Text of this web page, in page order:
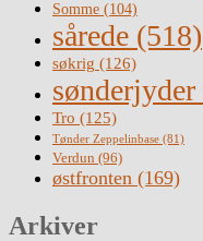
Somme (104)
sårede (518)
søkrig (126)
sønderjyder
Tro (125)
Tønder Zeppelinbase (81)
Verdun (96)
østfronten (169)
Arkiver